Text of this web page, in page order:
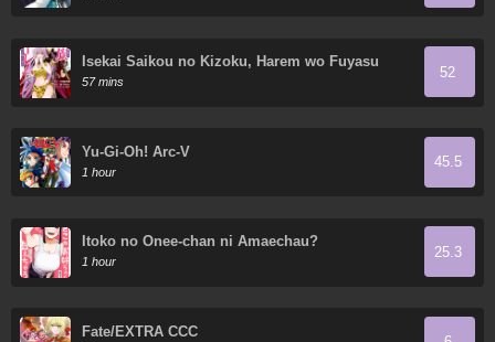
Isekai Saikou no Kizoku, Harem wo Fuyasu
Hodo Tsuyoku Naru
57 mins
52
Yu-Gi-Oh! Arc-V
1 hour
45.5
Itoko no Onee-chan ni Amaechau?
1 hour
25.3
Fate/EXTRA CCC